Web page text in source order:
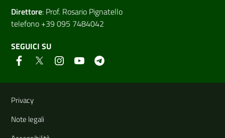
Direttore: Prof. Rosario Pignatello
telefono +39 095 7484042
SEGUICI SU
Link e informazioni utili
Privacy
Note legali